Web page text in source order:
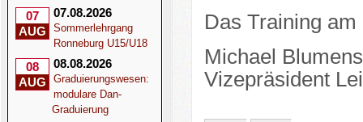
07
AUG
07.08.2026
Sommerlehrgang
Ronneburg U15/U18
08
AUG
08.08.2026
Graduierungswesen:
modulare Dan-
Graduierung
Das Training
Michael
Vizepräsident